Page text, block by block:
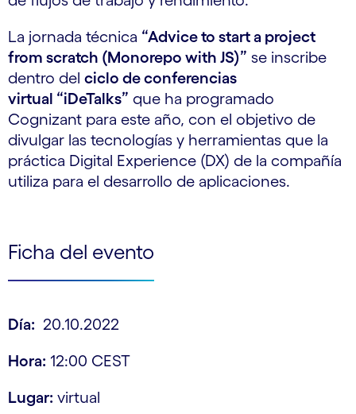
La jornada técnica “Advice to start a project
from scratch (Monorepo with JS)” se inscribe
dentro del ciclo de conferencias
virtual “iDeTalks” que ha programado
Cognizant para este año, con el objetivo de
divulgar las tecnologías y herramientas que la
práctica Digital Experience (DX) de la compañía
utiliza para el desarrollo de aplicaciones.
Ficha del evento
Día: 20.10.2022
Hora: 12:00 CEST
Lugar: virtual